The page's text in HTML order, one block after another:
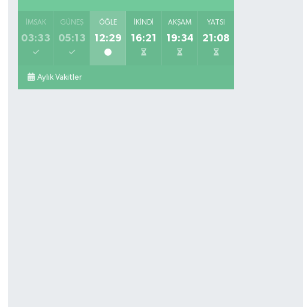
İMSAK
03:33
GÜNEŞ
05:13
ÖĞLE
12:29
İKINDI
16:21
AKŞAM
19:34
YATSI
21:08
Aylık Vakitler